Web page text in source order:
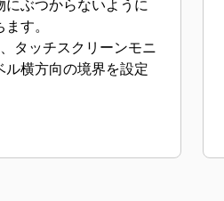
にぶつからないように
す。
タッチスクリーンモニ
ル横方向の境界を設定
ように止まります。